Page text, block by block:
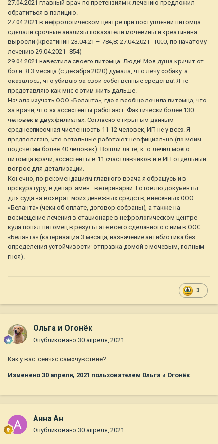
27.04.2021 главный врач по претензиям к лечению предложил
обратиться в полицию.
27.04.2021 в нефрологическом центре при поступлении питомца
сделали срочные анализы показатели мочевины и креатинина
выросли (креатинин 23.04.21 – 784,8; 27.04.2021- 1000, по начатому
лечению 29.04.2021- 854)
29.04.2021 навестила своего питомца. Люди! Моя душа кричит от
боли. Я 3 месяца (с декабря 2020) думала, что лечу собаку, а
оказалось, что убиваю за свои собственные средства! Я не
представляю как мне с этим жить дальше.
Начала изучать ООО «Беланта», где я вообще лечила питомца, что
за врачи, что за ассистенты работают. Фактически более 130
человек в двух филиалах. Согласно открытым данным
среднесписочная численность 11-12 человек, ИП не у всех. Я
предполагаю, что остальные работают неофициально (по моим
подсчетам более 40 человек). Вошли ли те, кто лечил моего
питомца врачи, ассистенты в 11 счастливчиков и в ИП отдельный
вопрос для детализации.
Конечно, по рекомендациям главного врача я обращусь и в
прокуратуру, в департамент ветеринарии. Готовлю документы
для суда на возврат моих денежных средств, внесенных ООО
«Беланта» (чеки об оплате, договор собраны), а также на
возмещение лечения в стационаре в нефрологическом центре
куда попал питомец в результате всего сделанного с ним в ООО
«Беланта» (катеризация 3 месяца; назначение антибиотика без
определения устойчивости; отправка домой с мочевым, полным
гноя).
3
Ольга и Огонёк
Опубликовано 30 апреля, 2021
Как у вас сейчас самочувствие?
Изменено 30 апреля, 2021 пользователем Ольга и Огонёк
Анна Ан
Опубликовано 30 апреля, 2021